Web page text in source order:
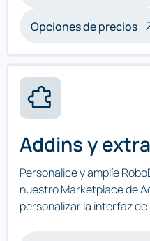
Opciones de precios
Addins y
Personalice y amplíe
nuestro Marketplace de
personalizar la interfaz de